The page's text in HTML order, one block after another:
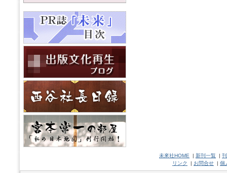
未來社HOME | 新刊一覧 |
リンク
| お問合せ | 個